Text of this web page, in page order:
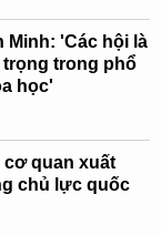
Minh: 'Các hội là
trong phổ
học'
cơ quan xuất
chủ lực quốc